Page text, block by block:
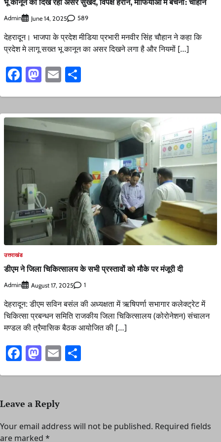
Admin June 14, 2025 589
देहरादून। भाजपा के प्रदेश मीडिया प्रभारी मनवीर सिंह चौहान ने कहा कि
प्रदेश मे लागू सख्त भू कानून का असर दिखने लगा है और नियमों […]
Facebook
Mastodon
Email
उत्तराखंड
डीएम ने जिला चिकित्सालय के सभी प्रस्तावों को मौके पर मंजूरी दी
Admin August 17, 2025 1
देहरादून: डीएम सविन बसंल की अध्यक्षता में ऋषिपर्णा सभागार कलेक्ट्रेट में
चिकित्सा प्रबन्धन समिति राजकीय जिला चिकित्सालय (कोरोनेशन) संचालन
मण्डल की त्रैमासिक बैठक आयोजित की […]
Facebook
Mastodon
Email
Leave a Reply
Your email address will not be published. Required fields
are marked *